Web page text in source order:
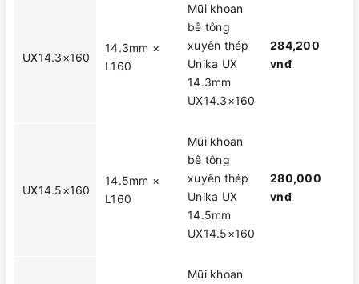
UX14.3×160
14.3mm ×
L160
Mũi khoan
bê tông
xuyên thép
Unika UX
14.3mm
UX14.3×160
284,200
vnđ
UX14.5×160
14.5mm ×
L160
Mũi khoan
bê tông
xuyên thép
Unika UX
14.5mm
UX14.5×160
280,000
vnđ
Mũi khoan